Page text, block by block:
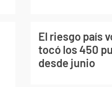
El riesgo país
tocó los 450
desde junio